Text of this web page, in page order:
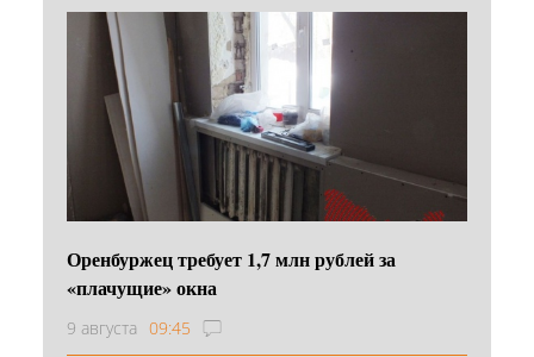
Оренбуржец требует 1,7 млн рублей за
«плачущие» окна
9 августа 09:45